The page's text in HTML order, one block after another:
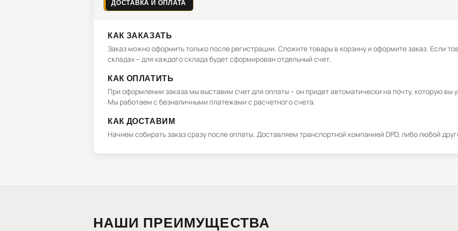
ДОСТАВКА И ОПЛАТА
КАК ЗАКАЗАТЬ
Заказ можно оформить только после регистрации. Сложите товары в корзину и оформите заказ. Если
складах – для каждого склада будет сформирован отдельный счет.
КАК ОПЛАТИТЬ
При оформлении заказа мы выставим счет для оплаты – он придет автоматически на почту, которую вы
Мы работаем с безналичными платежами с расчетного счета.
КАК ДОСТАВИМ
Начнем собирать заказ сразу после оплаты. Доставляем транспортной компанией DPD, либо любой
НАШИ ПРЕИМУЩЕСТВА